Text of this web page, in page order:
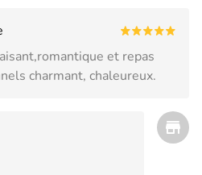
et repas
charmant, chaleureux.